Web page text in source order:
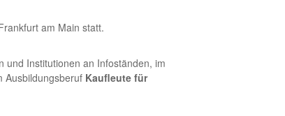
am Main statt.
und Institutionen an Infoständen, im
Ausbildungsberuf Kaufleute für